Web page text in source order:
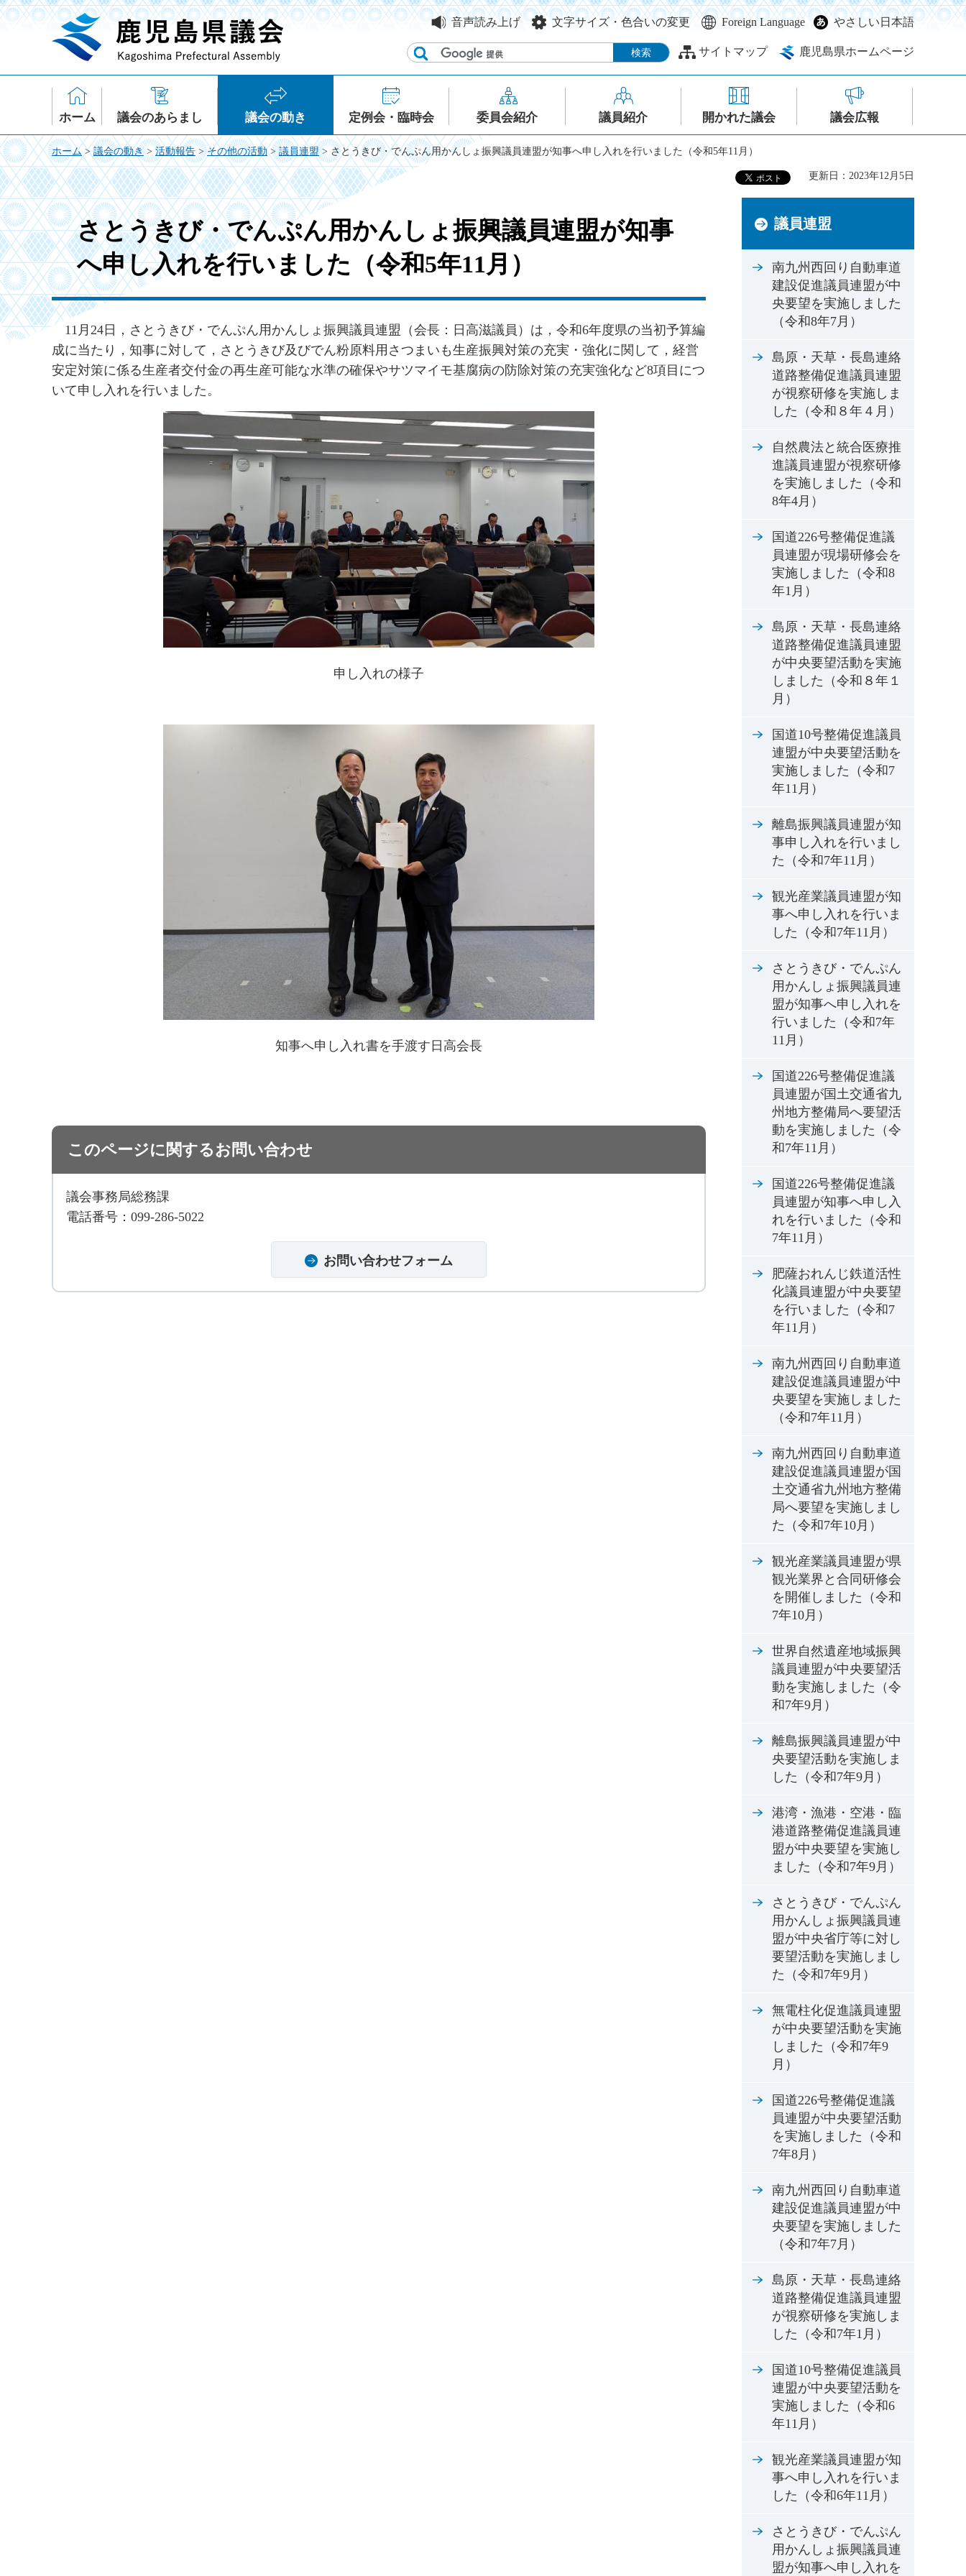
鹿児島県議会 音声読み上げ 文字サイズ・色合いの変更 Foreign Language やさしい日本語
サイトマップ 鹿児島県ホームページ
ホーム 議会のあらまし 議会の動き 定例会・臨時会 委員会紹介 議員紹介 開かれた議会 議会広報
ホーム >議会の動き>活動報告 >その他の活動>議員連盟> さとうきび・でんぷん用かんしょ振興議員連盟が知事へ申し入れを行いました（令和5年11月）
更新日：2023年12月5日
さとうきび・でんぷん用かんしょ振興議員連盟が知事
へ申し入れを行いました（令和5年11月）
11 月24日，さとうきび・でんぷん用かんしょ振興議員連盟（会長：日高滋議員）は，令和6年度県の当初予算編
成に当たり，知事に対して，さとうきび及びでん粉原料用さつまいも生産振興対策の充実・強化に関して，経営
安定対策に係る生産者交付金の再生産可能な水準の確保やサツマイモ基腐病の防除対策の充実強化など8項目につ
いて申し入れを行いました。
申し入れの様子
知事へ申し入れ書を手渡す日高会長
このページに関するお問い合わせ
議会事務局総務課
電話番号：099-286-5022
議員連盟
南九州西回り自動車道
建設促進議員連盟が中
央要望を実施しました
（令和8年7月）
島原・天草・長島連絡
道路整備促進議員連盟
が視察研修を実施しま
した（令和８年４月）
自然農法と統合医療推
進議員連盟が視察研修
を実施しました（令和
8年4月）
国道226号整備促進議
員連盟が現場研修会を
実施しました（令和8
年1月）
島原・天草・長島連絡
道路整備促進議員連盟
が中央要望活動を実施
しました（令和８年１
月）
国道10号整備促進議員
連盟が中央要望活動を
実施しました（令和7
年11月）
離島振興議員連盟が知
事申し入れを行いまし
た（令和7年11月）
観光産業議員連盟が知
事へ申し入れを行いま
した（令和7年11月）
さとうきび・でんぷん
用かんしょ振興議員連
盟が知事へ申し入れを
行いました（令和7年
11月）
国道226号整備促進議
員連盟が国土交通省九
州地方整備局へ要望活
動を実施しました（令
和7年11月）
国道226号整備促進議
員連盟が知事へ申し入
れを行いました（令和
7年11月）
肥薩おれんじ鉄道活性
化議員連盟が中央要望
を行いました（令和7
年11月）
南九州西回り自動車道
建設促進議員連盟が中
央要望を実施しました
（令和7年11月）
南九州西回り自動車道
建設促進議員連盟が国
土交通省九州地方整備
局へ要望を実施しまし
た（令和7年10月）
観光産業議員連盟が県
観光業界と合同研修会
を開催しました（令和
7年10月）
世界自然遺産地域振興
議員連盟が中央要望活
動を実施しました（令
和7年9月）
離島振興議員連盟が中
央要望活動を実施しま
した（令和7年9月）
港湾・漁港・空港・臨
港道路整備促進議員連
盟が中央要望を実施し
ました（令和7年9月）
さとうきび・でんぷん
用かんしょ振興議員連
盟が中央省庁等に対し
要望活動を実施しまし
た（令和7年9月）
無電柱化促進議員連盟
が中央要望活動を実施
しました（令和7年9
月）
国道226号整備促進議
員連盟が中央要望活動
を実施しました（令和
7年8月）
南九州西回り自動車道
建設促進議員連盟が中
央要望を実施しました
（令和7年7月）
島原・天草・長島連絡
道路整備促進議員連盟
が視察研修を実施しま
した（令和7年1月）
国道10号整備促進議員
連盟が中央要望活動を
実施しました（令和6
年11月）
観光産業議員連盟が知
事へ申し入れを行いま
した（令和6年11月）
さとうきび・でんぷん
用かんしょ振興議員連
盟が知事へ申し入れを